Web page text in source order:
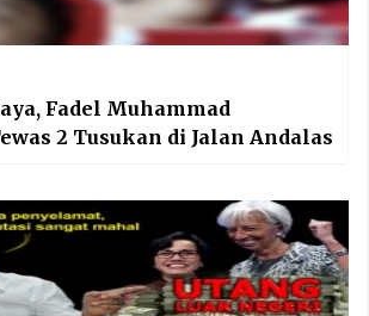
Fadel Muhammad
2 Tusukan di Jalan Andalas